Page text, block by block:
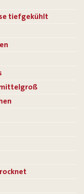
tiefgekühlt